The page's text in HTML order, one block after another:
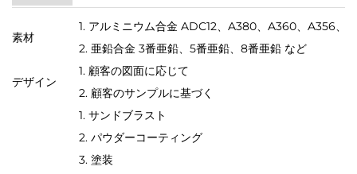
素材
1. アルミニウム合金 ADC12、A380、A360、A356、
2. 亜鉛合金 3番亜鉛、5番亜鉛、8番亜鉛 など
デザイン
1. 顧客の図面に応じて
2. 顧客のサンプルに基づく
1. サンドブラスト
2. パウダーコーティング
3. 塗装